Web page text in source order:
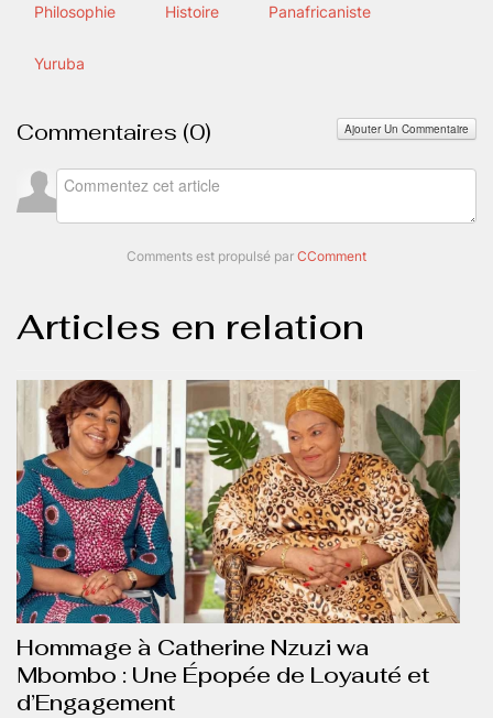
Philosophie Histoire Panafricaniste
Yuruba
Commentaires (0) Ajouter Un Commentaire
Comments est propulsé par CComment
Articles en relation
Hommage à Catherine Nzuzi wa
Mbombo : Une Épopée de Loyauté et
d’Engagement